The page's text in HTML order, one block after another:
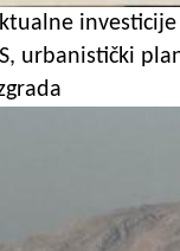
urbanistički